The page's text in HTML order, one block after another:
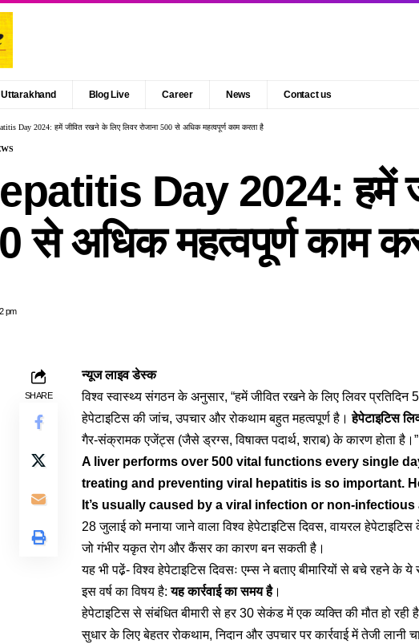
Uttarakhand Blog Live Career News Contact us
Day 2024: हमें जीवित रखने के लिए लिवर रोजाना 500 से अधिक महत्वपूर्ण काम करता है
Day 2024: हमें
से अधिक महत्वपूर्ण काम
pm
SHARE
न्यूज लाइव डेस्क
विश्व स्वास्थ्य संगठन के अनुसार, “हमें जीवित रखने के लिए लिवर प्रतिदिन
हेपेटाइटिस की जांच, उपचार और रोकथाम बहुत महत्वपूर्ण है।हेपेटाइटिस
गैर-संक्रामक एजेंट्स (जैसे ड्रग्स, विषाक्त पदार्थ, शराब) के कारण होता है।”
A liver performs over 500 vital functions every single
treating and preventing viral hepatitis is so important.
It’s usually caused by a viral infection or non-
28 जुलाई को मनाया जाने वाला विश्व हेपेटाइटिस दिवस, वायरल
जो गंभीर यकृत रोग और कैंसर का कारण बन सकती है।
यह भी पढे़ं-विश्व हेपेटाइटिस दिवसः एम्स ने बताए बीमारियों से बचे रहने के
इस वर्ष का विषय है:यह कार्रवाई का समय है।
हेपेटाइटिस से संबंधित बीमारी से हर 30 सेकंड में एक व्यक्ति की मौत हो रही
सुधार के लिए बेहतर रोकथाम, निदान और उपचार पर कार्रवाई में तेजी लानी